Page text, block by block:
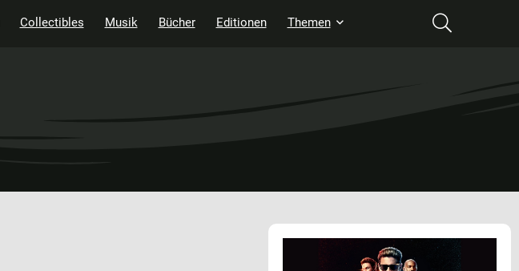
Collectibles Musik Bücher Editionen Themen